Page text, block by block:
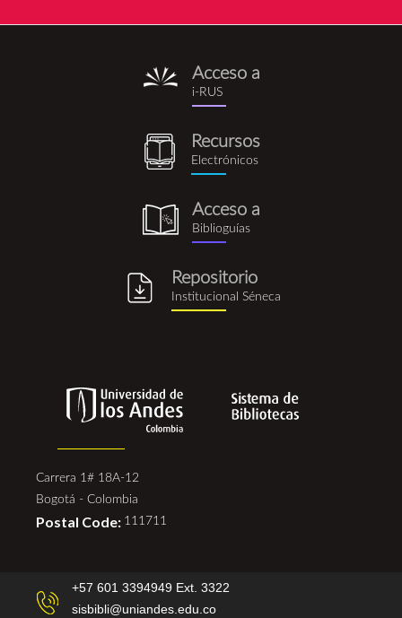
i-
rus.png
Acceso a
i-RUS
recursos_electronicos.png
Recursos
Electrónicos
biblioguia.png
Acceso a
Biblioguías
Repositorio
Institucional Séneca
Carrera 1# 18A-12
Bogotá - Colombia
Postal Code: 111711
+57 601 3394949 Ext. 3322
sisbibli@uniandes.edu.co